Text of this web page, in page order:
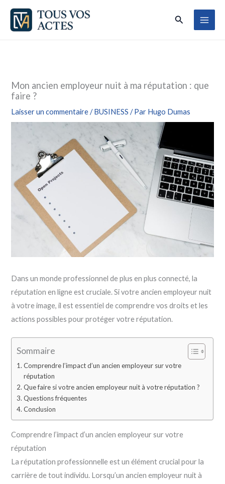
Aller
contenu
Rechercher
Mon ancien employeur nuit à ma réputation : que
faire ?
Laisser un commentaire /BUSINESS / Par Hugo Dumas
Dans un monde professionnel de plus en plus connecté, la
réputation en ligne est cruciale. Si votre ancien employeur nuit
à votre image, il est essentiel de comprendre vos droits et les
actions possibles pour protéger votre réputation.
Sommaire
Comprendre l’impact d’un ancien employeur sur votre
réputation
Que faire si votre ancien employeur nuit à votre réputation ?
Questions fréquentes
Conclusion
Comprendre l’impact d’un ancien employeur sur votre
réputation
La réputation professionnelle est un élément crucial pour la
carrière de tout individu. Lorsqu’un ancien employeur nuit à